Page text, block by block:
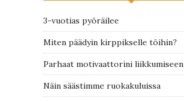
3-vuotias pyöräilee
Miten päädyin kirppikselle töihin?
Parhaat motivaattorini liikkumiseen
Näin säästimme ruokakuluissa